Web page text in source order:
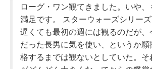
ローグ・ワン観てきました。いや
満足です。 スターウォーズシリーズ
遅くても最初の週には観るのだが
だった長男に気を使い、というか
格するまでは観ないとしていた。